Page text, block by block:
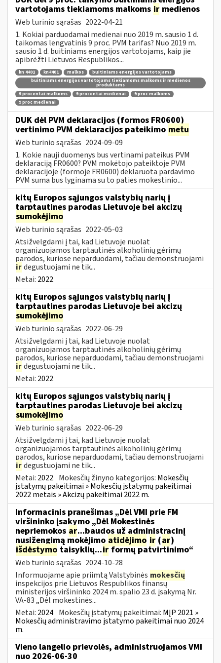
vartotojams tiekiamoms malkoms ir medienos
Web turinio sąrašas 2022-04-21
1. Kokiai parduodamai medienai nuo 2019 m. sausio 1 d.
taikomas lengvatinis 9 proc. PVM tarifas? Nuo 2019 m.
sausio 1 d. buitiniams energijos vartotojams, kaip jie
apibrėžti Lietuvos Respublikos...
kn 4401 kn4401 malkos
buitiniams energijos vartotojams
buitiniams energijos vartotojams tiekiamoms malkoms ir medienos
produktams
9 procentai malkoms
9 procentai medienai
9 proc malkoms
9 proc medienai
DUK dėl PVM deklaracijos (formos FR0600)
vertinimo PVM deklaracijos pateikimo metu
Web turinio sąrašas 2024-09-09
1. Kokie nauji duomenys bus vertinami pateikus PVM
deklaraciją FR0600? PVM mokėtojo pateiktoje PVM
deklaracijoje (formoje FR0600) deklaruota pardavimo
PVM suma bus lyginama su to paties mokestinio...
kitų Europos sąjungos valstybių narių į
tarptautines parodas Lietuvoje bei akcizų
sumokėjimo
Web turinio sąrašas 2022-05-03
Atsižvelgdami į tai, kad Lietuvoje nuolat
organizuojamos tarptautinės alkoholinių gėrimų
parodos, kuriose neparduodami, tačiau demonstruojami
irdegustuojami ne tik...
Metai: 2022
kitų Europos sąjungos valstybių narių į
tarptautines parodas Lietuvoje bei akcizų
sumokėjimo
Web turinio sąrašas 2022-06-29
Atsižvelgdami į tai, kad Lietuvoje nuolat
organizuojamos tarptautinės alkoholinių gėrimų
parodos, kuriose neparduodami, tačiau demonstruojami
irdegustuojami ne tik...
Metai: 2022
kitų Europos sąjungos valstybių narių į
tarptautines parodas Lietuvoje bei akcizų
sumokėjimo
Web turinio sąrašas 2022-06-29
Atsižvelgdami į tai, kad Lietuvoje nuolat
organizuojamos tarptautinės alkoholinių gėrimų
parodos, kuriose neparduodami, tačiau demonstruojami
irdegustuojami ne tik...
Metai: 2022 Mokesčių žinyno kategorijos: Mokesčių
įstatymų pakeitimai » Mokesčių įstatymų pakeitimai
2022 metais » Akcizų pakeitimai 2022 m.
Informacinis pranešimas „Dėl VMI prie FM
viršininko įsakymo „Dėl Mokestinės
nepriemokos ar...baudos už administracinį
nusižengimą mokėjimo atidėjimo ir (ar)
išdėstymo taisyklių...irformų patvirtinimo“
Web turinio sąrašas 2024-10-28
Informuojame apie priimtą Valstybinės mokesčių
inspekcijos prie Lietuvos Respublikos finansų
ministerijos viršininko 2024 m. spalio 23 d. įsakymą Nr.
VA-83 „Dėl mokestinės...
Metai: 2024 Mokesčių įstatymų pakeitimai: MĮP 2021 »
Mokesčių administravimo įstatymo pakeitimai nuo 2024
m.
Vieno langelio prievolės, administruojamos VMI
nuo 2026-06-30